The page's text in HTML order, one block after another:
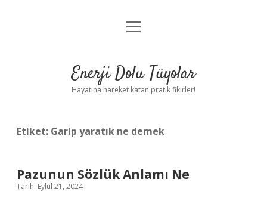
Anasayfa
Yasal Uyarı
menüyü
Enerji Dolu Tüyolar
Hayatına hareket katan pratik fikirler!
Etiket: Garip yaratık ne demek
Pazunun Sözlük Anlamı Ne
Tarih: Eylül 21, 2024